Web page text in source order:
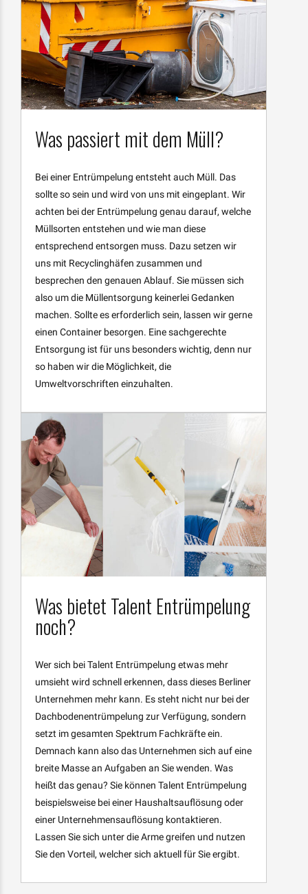
Was passiert mit dem Müll?
Bei einer Entrümpelung entsteht auch Müll. Das
sollte so sein und wird von uns mit eingeplant. Wir
achten bei der Entrümpelung genau darauf, welche
Müllsorten entstehen und wie man diese
entsprechend entsorgen muss. Dazu setzen wir
uns mit Recyclinghäfen zusammen und
besprechen den genauen Ablauf. Sie müssen sich
also um die Müllentsorgung keinerlei Gedanken
machen. Sollte es erforderlich sein, lassen wir gerne
einen Container besorgen. Eine sachgerechte
Entsorgung ist für uns besonders wichtig, denn nur
so haben wir die Möglichkeit, die
Umweltvorschriften einzuhalten.
Was bietet Talent Entrümpelung
noch?
Wer sich bei Talent Entrümpelung etwas mehr
umsieht wird schnell erkennen, dass dieses Berliner
Unternehmen mehr kann. Es steht nicht nur bei der
Dachbodenentrümpelung zur Verfügung, sondern
setzt im gesamten Spektrum Fachkräfte ein.
Demnach kann also das Unternehmen sich auf eine
breite Masse an Aufgaben an Sie wenden. Was
heißt das genau? Sie können Talent Entrümpelung
beispielsweise bei einer Haushaltsauflösung oder
einer Unternehmensauflösung kontaktieren.
Lassen Sie sich unter die Arme greifen und nutzen
Sie den Vorteil, welcher sich aktuell für Sie ergibt.